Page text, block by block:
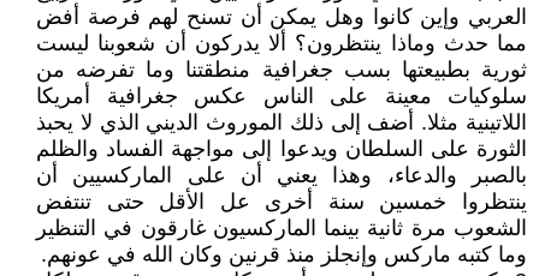
العربي وإين كانوا وهل يمكن أن تسنح لهم فرصة أفض
مما حدث وماذا ينتظرون؟ ألا يدركون أن شعوبنا ليست
ثورية بطبيعتها بسب جغرافية منطقتنا وما تفرضه من
سلوكيات معينة على الناس عكس جغرافية أمريكا
اللاتينية مثلا. أضف إلى ذلك الموروث الديني الذي لا يحبذ
الثورة على السلطان ويدعوا إلى مواجهة الفساد والظلم
بالصبر والدعاء، وهذا يعني أن على الماركسيين أن
ينتظروا خمسين سنة أخرى عل الأقل حتى تنتفض
الشعوب مرة ثانية بينما الماركسيون غارقون في التنظير
وما كتبه ماركس وإنجلز منذ قرنين وكان الله في عونهم.